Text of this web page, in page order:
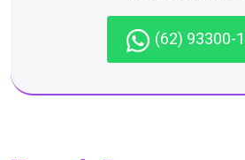
(62) 93300-